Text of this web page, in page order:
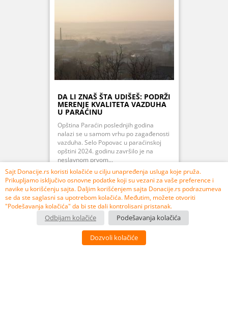
DA LI ZNAŠ ŠTA UDIŠEŠ: PODRŽI
MERENJE KVALITETA VAZDUHA
U PARAĆINU
Opština Paraćin poslednjih godina
nalazi se u samom vrhu po zagađenosti
vazduha. Selo Popovac u paraćinskoj
opštini 2024. godinu završilo je na
neslavnom prvom...
PRIKUPLJENO 107% 106.850,00 RSD
USPEŠNO ZAVRŠEN
Sajt Donacije.rs koristi kolačiće u cilju unapređenja usluga koje pruža.
Prikupljamo isključivo osnovne podatke koji su vezani za vaše preference i
navike u korišćenju sajta. Daljim korišćenjem sajta Donacije.rs podrazumeva
se da ste saglasni sa upotrebom kolačića. Međutim, možete otvoriti
"Podešavanja kolačića" da bi ste dali kontrolisani pristanak.
Odbijam kolačiće Podešavanja kolačića
Dozvoli kolačiće